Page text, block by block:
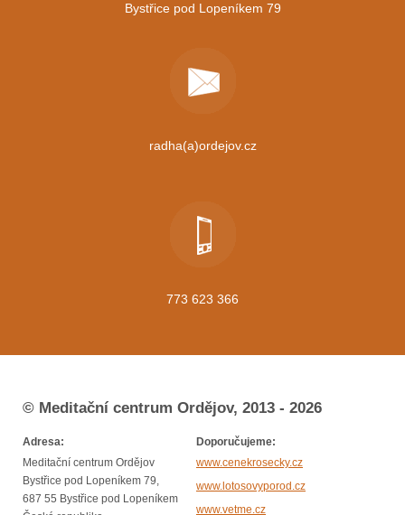
Bystřice pod Lopeníkem 79
radha(a)ordejov.cz
773 623 366
© Meditační centrum Ordějov, 2013 - 2026
Adresa:
Meditační centrum Ordějov
Bystřice pod Lopeníkem 79,
687 55 Bystřice pod Lopeníkem
Doporučujeme:
www.cenekrosecky.cz
www.lotosovyporod.cz
www.vetme.cz